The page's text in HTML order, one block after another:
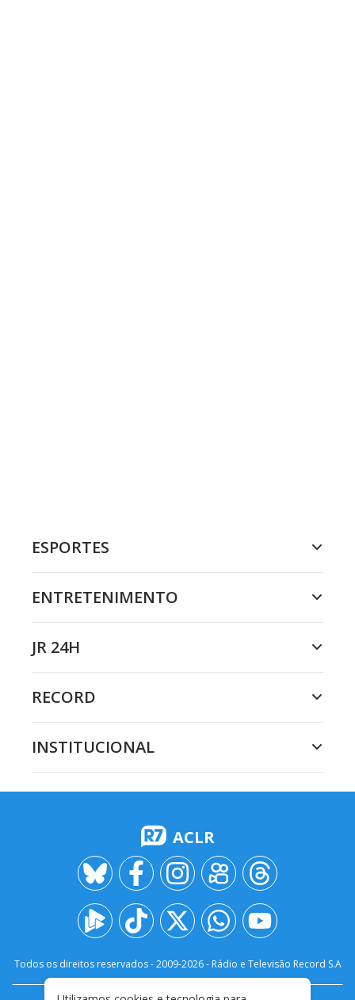
ESPORTES
ENTRETENIMENTO
JR 24H
RECORD
INSTITUCIONAL
ACLR
Todos os direitos reservados - 2009-2026- Rádio e Televisão Record S.A